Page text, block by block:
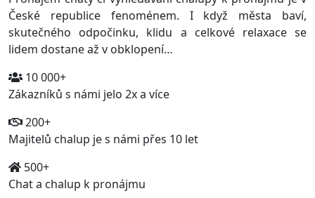
České republice fenoménem. I když města baví,
skutečného odpočinku, klidu a celkové relaxace se
lidem dostane až v obklopení…
10 000+
Zákazníků s námi jelo 2x a více
200+
Majitelů chalup je s námi přes 10 let
500+
Chat a chalup k pronájmu